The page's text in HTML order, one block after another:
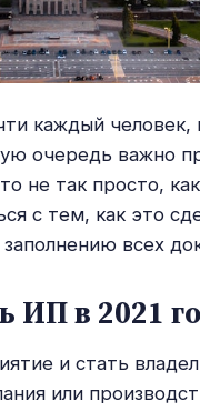
каждый человек,
очередь важно
не так просто,
с тем, как это
всех
ИП в 2021
и стать
или